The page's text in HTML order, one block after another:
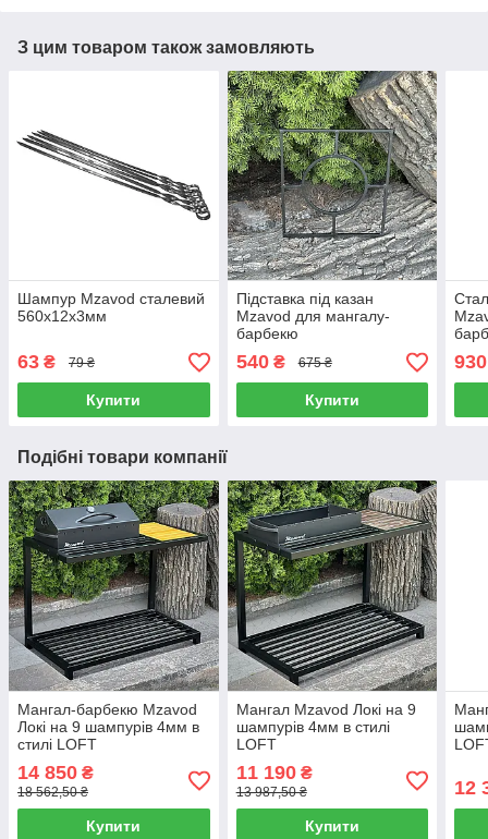
З цим товаром також замовляють
Шампур Mzavod сталевий
560х12х3мм
63 ₴ 79 ₴
Купити
Підставка під казан
Mzavod для мангалу-
барбекю
540₴ 675 ₴
Купити
930
Подібні товари компанії
Мангал-барбекю Mzavod
Локі на 9 шампурів 4мм в
стилі LOFT
14 850 ₴
18 562,50 ₴
Купити
Мангал Mzavod Локі на 9
шампурів 4мм в стилі
LOFT
11 190₴
13 987,50 ₴
Купити
12